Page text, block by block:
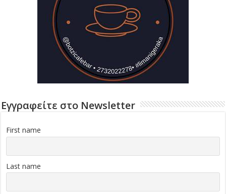
Εγγραφείτε στο Newsletter
First name
Last name